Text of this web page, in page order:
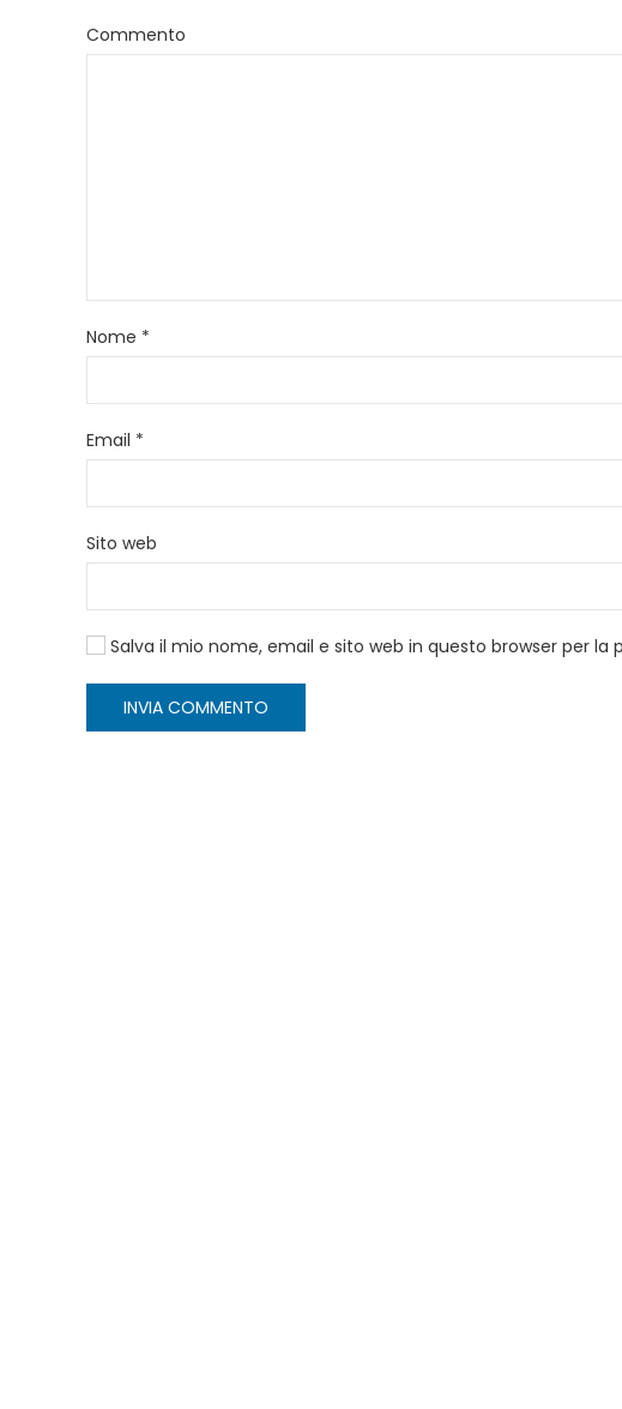
Commento
Nome *
Email *
Sito web
Salva il mio nome, email e sito web in questo browser per
INVIA COMMENTO